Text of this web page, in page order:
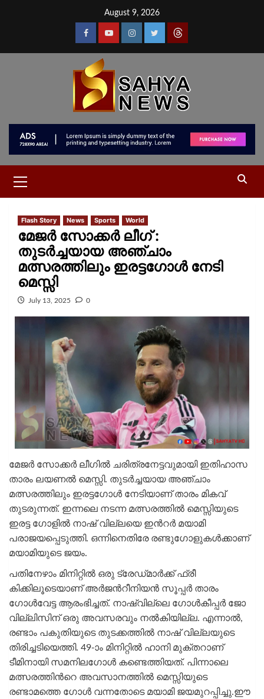
August 9, 2026
Flash Story News Sports World
മേജര്‍ സോക്കര്‍ ലീഗ് :
തുടർച്ചയായ അഞ്ചാം
മത്സരത്തിലും ഇരട്ട​ഗോൾ നേടി
മെസ്സി
July 13, 2025 0
മേജര്‍ സോക്കര്‍ ലീഗില്‍ ചരിത്രനേട്ടവുമായി ഇതിഹാസ
താരം ലയണല്‍ മെസ്സി. തുടർച്ചയായ അഞ്ചാം
മത്സരത്തിലും ഇരട്ട​ഗോള്‍ നേടിയാണ് താരം മികവ്
തുടരുന്നത്. ഇന്നലെ നടന്ന മത്സരത്തില്‍ മെസ്സിയുടെ
ഇരട്ട ഗോളില്‍ നാഷ് വില്ലയെ ഇന്‍റര്‍ മയാമി
പരാജയപ്പെടുത്തി. ഒന്നിനെതിരേ രണ്ടുഗോളുകള്‍ക്കാണ്
മയാമിയുടെ ജയം.
പതിനേഴാം മിനിറ്റിൽ ഒരു ട്രേഡ്‌മാർക്ക് ഫ്രീ
കിക്കിലൂടെയാണ് അർജന്‍റീനിയൻ സൂപ്പര്‍ താരം
ഗോൾവേട്ട ആരംഭിച്ചത്. നാഷ്‌വില്ലെ ഗോൾകീപ്പർ ജോ
വില്ലിസിന് ഒരു അവസരവും നൽകിയില്ല. എന്നാല്‍,
രണ്ടാം പകുതിയുടെ തുടക്കത്തില്‍ നാഷ് വില്ലയുടെ
തിരിച്ചടിയെത്തി. 49-ാം മിനിറ്റില്‍ ഹാനി മുക്തറാണ്
ടീമിനായി സമനിലഗോള്‍ കണ്ടെത്തിയത്. പിന്നാലെ
മത്സരത്തിന്‍റെ അവസാനത്തിൽ മെസ്സിയുടെ
രണ്ടാമത്തെ ഗോൾ വന്നതോടെ മയാമി ജയമുറപ്പിച്ചു.ഈ